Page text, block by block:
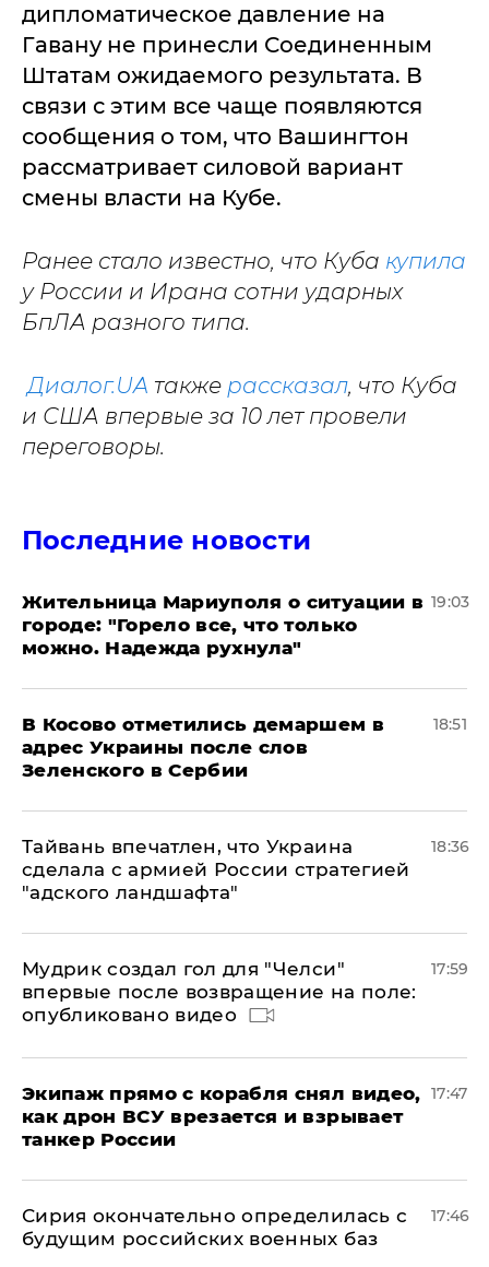
дипломатическое давление на
Гавану не принесли Соединенным
Штатам ожидаемого результата. В
связи с этим все чаще появляются
сообщения о том, что Вашингтон
рассматривает силовой вариант
смены власти на Кубе.
Ранее стало известно, что Куба купила
у России и Ирана сотни ударных
БпЛА разного типа.
Диалог.UA также рассказал, что Куба
и США впервые за 10 лет провели
переговоры.
Последние новости
Жительница Мариуполя о ситуации в
городе: "Горело все, что только
можно. Надежда рухнула"
19:03
В Косово отметились демаршем в
адрес Украины после слов
Зеленского в Сербии
18:51
Тайвань впечатлен, что Украина
сделала с армией России стратегией
"адского ландшафта"
18:36
Мудрик создал гол для "Челси"
впервые после возвращение на поле:
опубликовано видео
17:59
Экипаж прямо с корабля снял видео,
как дрон ВСУ врезается и взрывает
танкер России
17:47
Сирия окончательно определилась с
будущим российских военных баз
17:46